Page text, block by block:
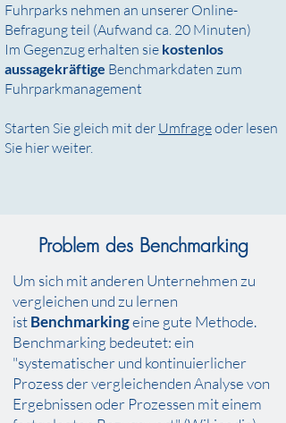
Fuhrparks nehmen an unserer Online-
Befragung teil (Aufwand ca. 20 Minuten)
Im Gegenzug erhalten sie kostenlos
aussagekräftige Benchmarkdaten zum
Fuhrparkmanagement
Starten Sie gleich mit der Umfrageoder lesen
Sie hier weiter.
Problem des Benchmarking
Um sich mit anderen Unternehmen zu
vergleichen und zu lernen
istBenchmarkingeine gute Methode.
Benchmarking bedeutet: ein
"systematischer und kontinuierlicher
Prozess der vergleichenden Analyse von
Ergebnissen oder Prozessen mit einem